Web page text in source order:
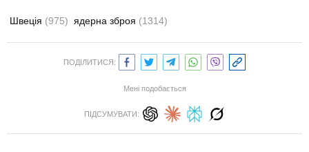
Швеція (975) ядерна зброя (1314)
ПОДІЛИТИСЯ:
Мені подобається
ПІДСУМУВАТИ: